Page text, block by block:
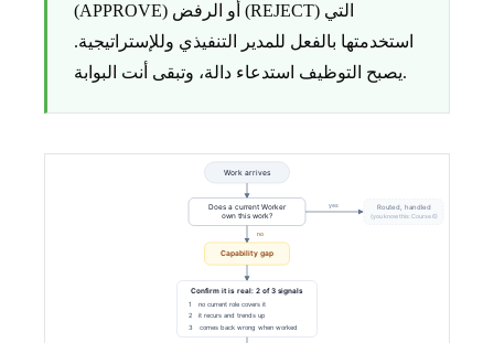
(APPROVE) أو الرفض (REJECT) التي
استخدمتها بالفعل للمدير التنفيذي وللإستراتيجية.
يصبح التوظيف استدعاء دالة، وتبقى أنت البوابة.